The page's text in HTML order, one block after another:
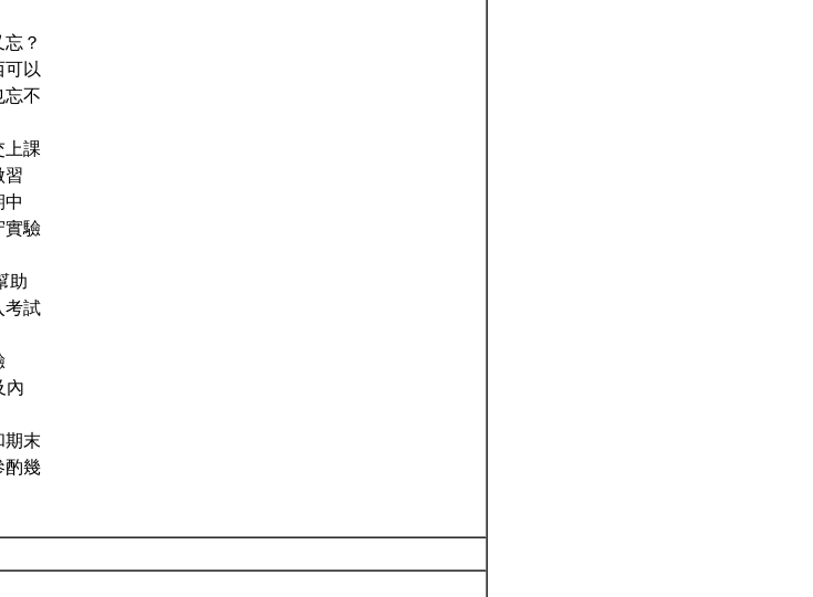
？
可以
忘不
上課
習
中
實驗
助
考試
內
期末
酌幾